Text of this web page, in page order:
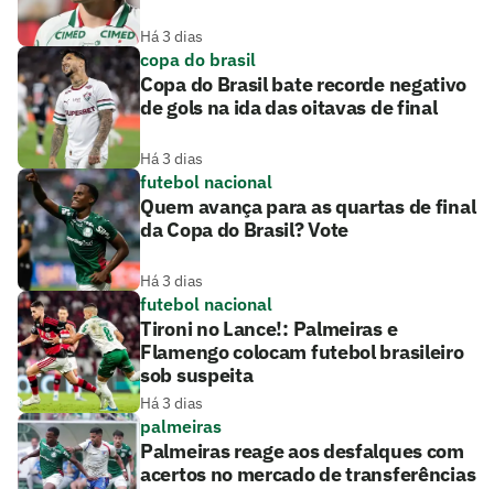
Há 3 dias
copa do brasil
Copa do Brasil bate recorde negativo
de gols na ida das oitavas de final
Há 3 dias
futebol nacional
Quem avança para as quartas de final
da Copa do Brasil? Vote
Há 3 dias
futebol nacional
Tironi no Lance!: Palmeiras e
Flamengo colocam futebol brasileiro
sob suspeita
Há 3 dias
palmeiras
Palmeiras reage aos desfalques com
acertos no mercado de transferências